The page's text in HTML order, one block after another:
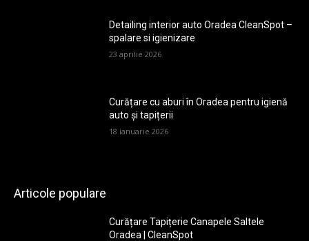
Detailing interior auto Oradea CleanSpot –
spalare si igienizare
23 aprilie 2026
Curățare cu aburi în Oradea pentru igienă
auto și tapițerii
18 ianuarie 2026
Articole populare
Curățare Tapițerie Canapele Saltele
Oradea | CleanSpot